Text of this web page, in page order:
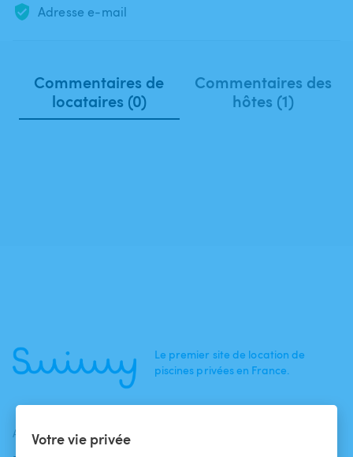
Votre vie privée
Adresse e-mail
Commentaires de
locataires (0)
Commentaires des
hôtes (1)
Le premier site de location de
piscines privées en France.
ACTUALITÉS